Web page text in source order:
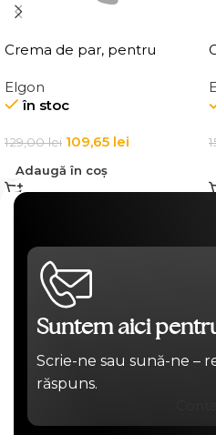
Crema de par, pentru
Affixx 83 Curl Creator
Cream
Elgon
în stoc
129,00lei 109,65 lei
Adaugă în coș
Suntem aici
Scrie-ne sau sună-ne –
răspuns.